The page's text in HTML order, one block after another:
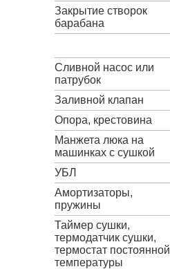
Закрытие створок
барабана
Сливной насос или
патрубок
Заливной клапан
Опора, крестовина
Манжета люка на
машинках с сушкой
УБЛ
Амортизаторы,
пружины
Таймер сушки,
термодатчик сушки,
термостат постоянной
температуры